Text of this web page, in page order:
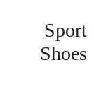
Sport
Shoes